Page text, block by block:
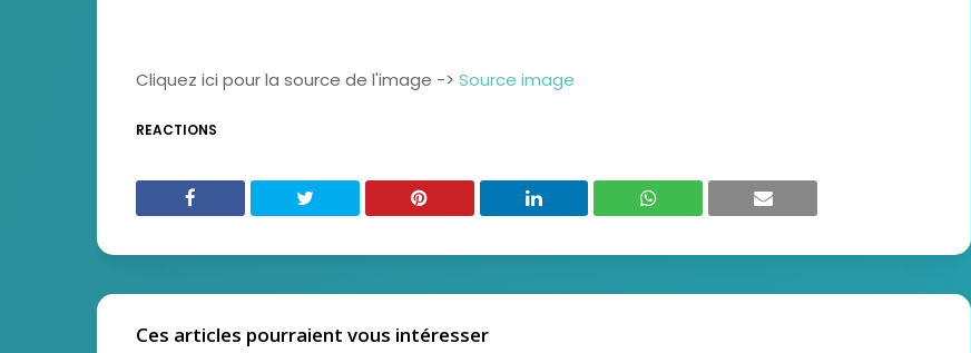
Cliquez ici pour la source de l'image -> Source image
REACTIONS
Ces articles pourraient vous intéresser